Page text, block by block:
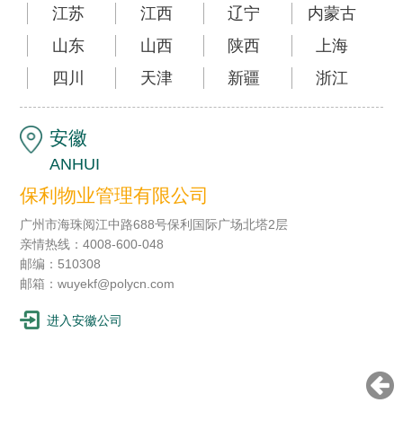
江苏
江西 辽宁
内蒙古
山东
山西 陕西
上海
四川
天津 新疆 浙江
安徽
ANHUI
保利物业管理有限公司
广州市海珠阅江中路688号保利国际广场北塔2层
亲情热线：4008-600-048
邮编：510308
邮箱：wuyekf@polycn.com
进入安徽公司